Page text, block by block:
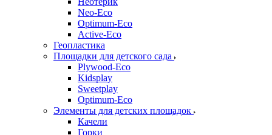
Neo-Eco
Оptimum-Еco
Active-Eco
Геопластика
Площадки для детского сада
Plywood-Eco
Kidsplay
Sweetplay
Оptimum-Еco
Элементы для детских площадок
Качели
Горки